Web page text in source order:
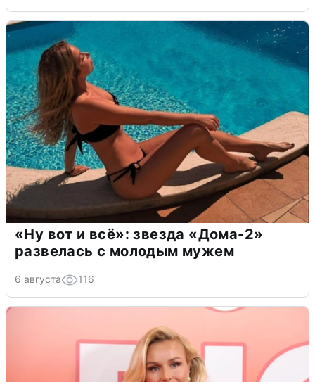
«Ну вот и всё»: звезда «Дома-2»
развелась с молодым мужем
6 августа 116